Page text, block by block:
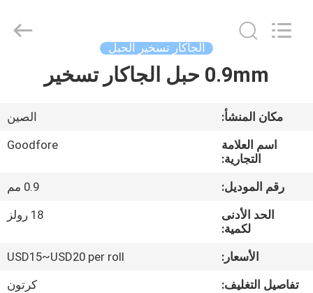
المنزل
المنتجات
فيديوهات
معلومات
جولة
Machinery
Co.,Ltd.
الجاكار تسخير الحبل
0.9mm حبل الجاكار تسخير
مكان المنشأ:
الصين
اسم العلامة
التجارية:
Goodfore
رقم الموديل:
0.9 مم
الحد الأدنى
لكمية:
18 رولز
الأسعار:
USD15~USD20 per roll
تفاصيل التغليف:
كرتون